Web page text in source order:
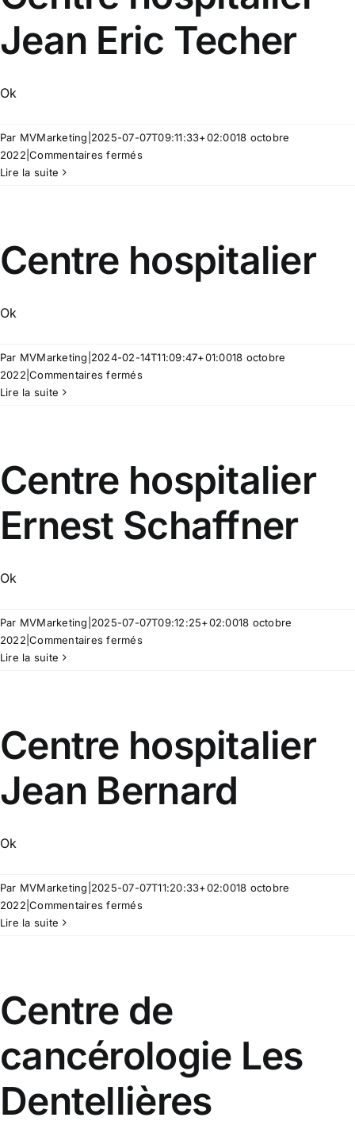
Jean Eric Techer
Ok
Par MVMarketing 2025-07-07T09:11:33+02:0018 octobre
2022 |Commentaires ferméssur
Lire la suite
Centre hospitalier
Ok
Par MVMarketing 2024-02-14T11:09:47+01:0018 octobre
2022 |Commentaires ferméssur
Lire la suite
Centre hospitalier
Ernest Schaffner
Ok
Par MVMarketing 2025-07-07T09:12:25+02:0018 octobre
2022 |Commentaires ferméssur
Lire la suite
Centre hospitalier
Jean Bernard
Ok
Par MVMarketing 2025-07-07T11:20:33+02:0018 octobre
2022 |Commentaires ferméssur
Lire la suite
Centre de
cancérologie Les
Dentellières